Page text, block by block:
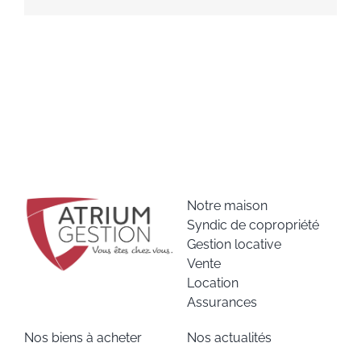
Notre maison
Syndic de copropriété
Gestion locative
Vente
Location
Assurances
Nos biens à acheter
Nos actualités